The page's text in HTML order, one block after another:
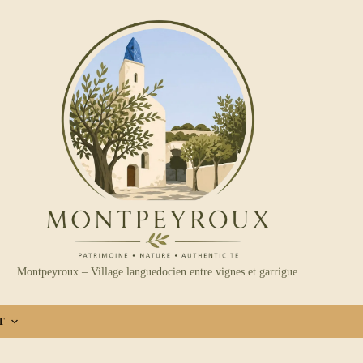
Montpeyroux – Village languedocien entre vignes et garrigue